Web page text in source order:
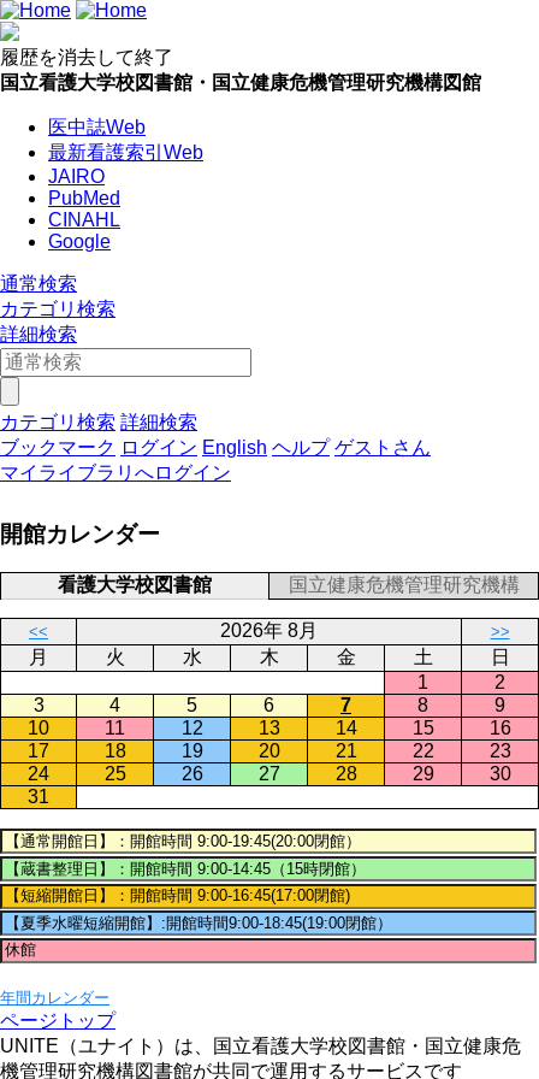
履歴を消去して終了
国立看護大学校図書館・国立健康危機管理研究機構図館
医中誌Web
最新看護索引Web
JAIRO
PubMed
CINAHL
Google
通常検索
カテゴリ検索
詳細検索
カテゴリ検索 詳細検索
ブックマーク ログイン English ヘルプ ゲストさん
マイライブラリへログイン
開館カレンダー
看護大学校図書館 国立健康危機管理研究機構
<< 2026年 8月 >>
月 火 水 木 金 土
日
1
2
3
4 5 6 7 8
9
10
11 12 13 14 15
16
17
18 19 20 21 22
23
24
25 26 27 28 29
30
31
年間カレンダー
ページトップ
UNITE（ユナイト）は、国立看護大学校図書館・国立健康危
機管理研究機構図書館が共同で運用するサービスです